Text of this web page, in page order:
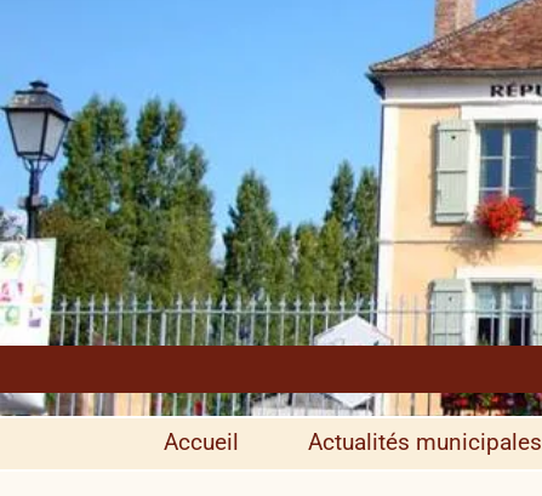
Accueil Actualités municipales